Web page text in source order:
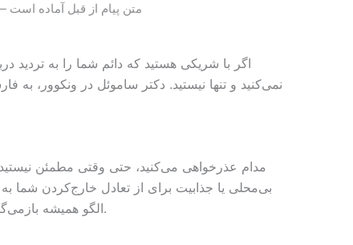
متن پیام از قبل آماده است
اگر با شریکی هستید که دائم شما را به
نمی‌کنید و تنها نیستید. دکتر ساموئل در ونکوور، به
مدام عذرخواهی می‌کنید، حتی وقتی مطمئن
بی‌محلی یا جذابیت برای از تعادل خارج‌کردن
الگو همیشه بازمی‌گردد. این چرخه نام دارد — گَس‌لایتینگ، کنترل اجباری، آزار عاطفی — و خستگی‌ای که حس می‌کنید واکنشی طبیعی به آن است.